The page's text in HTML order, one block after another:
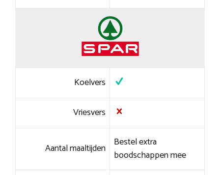
Koelvers
Vriesvers
Aantal maaltijden Bestel extra
boodschappen mee